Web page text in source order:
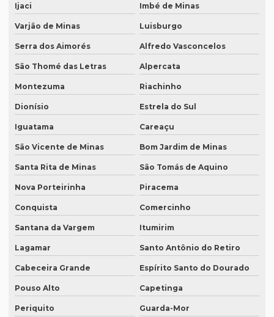
Revisão de textos em inglês
Revisão de textos em japonês
Revisão de textos jurídicos
Revisão de textos em mandarim
Revisão de textos em português
Revisão de textos técnicos
Revisão de trabalhos acadêmicos
Serviço de degravação de audio
Serviço de degravação de áudio em texto
Serviço de intérpretes de idiomas
Serviço de legendagem
Serviço de legendagem de vídeos
Serviço de revisão de artigos científicos
Ijaci Imbé de Minas
Varjão de Minas Luisburgo
Serra dos Aimorés Alfredo Vasconcelos
São Thomé das Letras Alpercata
Montezuma Riachinho
Dionísio Estrela do Sul
Iguatama Careaçu
São Vicente de Minas Bom Jardim de Minas
Santa Rita de Minas São Tomás de Aquino
Nova Porteirinha Piracema
Conquista Comercinho
Santana da Vargem Itumirim
Lagamar Santo Antônio do Retiro
Cabeceira Grande Espírito Santo do Dourado
Pouso Alto Capetinga
Periquito Guarda-Mor